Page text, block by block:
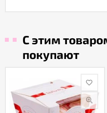
С этим
покупают